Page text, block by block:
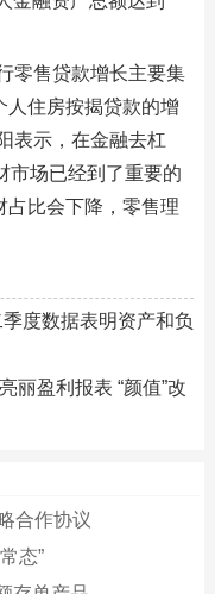
零售贷款增长主要集
人住房按揭贷款的增
表示，在金融去杠
市场已经到了重要的
占比会下降，零售理
度数据表明资产和负
丽盈利报表 “颜值”改
合作协议
态”